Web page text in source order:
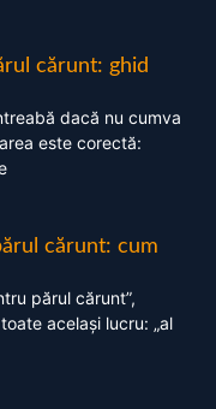
cărunt: ghid
dacă nu cumva
este corectă:
cărunt: cum
părul cărunt”,
același lucru: „al